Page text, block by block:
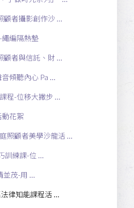
顧者攝影創作沙 ...
編隔熱墊
顧者與信託、財 ...
傾聽內心 Pa ...
程-位移大撇步 ...
花絮
照顧者美學沙龍活 ...
訓練課-位 ...
並茂-用 ...
律知能課程活 ...